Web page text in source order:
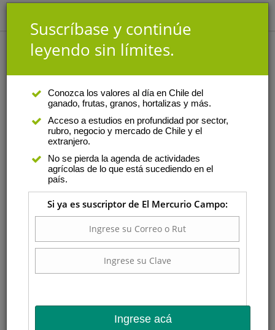
Ganado
La Calera Bernedo
Biobío
Regional
Araucanía
La Calera
Suscríbase y continúe
leyendo sin límites.
Conozca los valores al día en Chile del
ganado, frutas, granos, hortalizas y más.
Acceso a estudios en profundidad por sector,
rubro, negocio y mercado de Chile y el
extranjero.
No se pierda la agenda de actividades
agrícolas de lo que está sucediendo en el
país.
Si ya es suscriptor de El Mercurio Campo:
Ingrese acá